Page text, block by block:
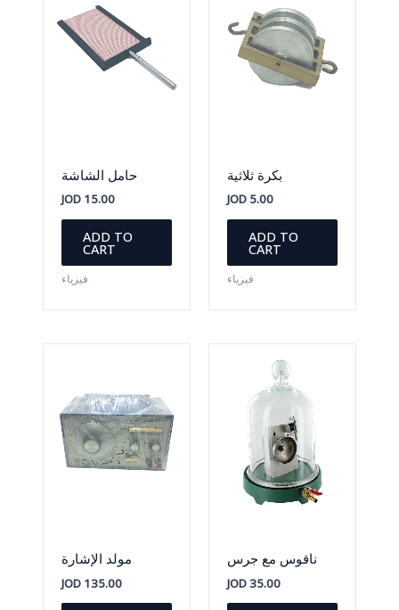
حامل الشاشة
JOD15.00
ADD TO
CART
فيزياء
بكرة ثلاثية
JOD 5.00
ADD TO
CART
فيزياء
مولد الإشارة
JOD135.00
ناقوس مع جرس
JOD35.00